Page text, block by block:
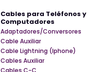
Cables para Teléfonos y
Computadores
Adaptadores/Conversores
Cable Auxiliar
Cable Lightning (Iphone)
Cables Auxiliar
Cables C-C